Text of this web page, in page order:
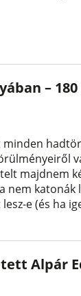
–
minden
majdnem
nem katonák
e (és ha
Alpár